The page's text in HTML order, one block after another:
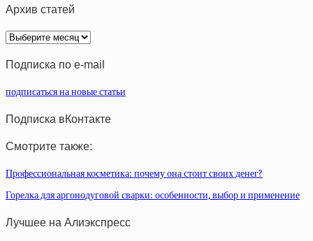
Архив статей
Архив
статей
Подписка по e-mail
подписаться на новые статьи
Подписка вКонтакте
Смотрите также:
Профессиональная косметика: почему она стоит своих денег?
Горелка для аргонодуговой сварки: особенности, выбор и применение
Лучшее на Алиэкспресс